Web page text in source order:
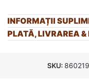
INFORMAȚII
PLATĂ, LIVRAREA &
SKU: 860219